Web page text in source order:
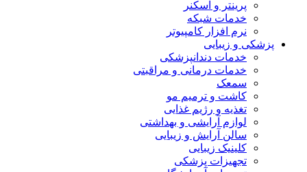
پرینتر و اسکنر
خدمات شبکه
نرم افزار کامپیوتر
پزشکی و زیبایی
خدمات دندانپزشکی
خدمات درمانی و مراقبتی
سمعک
کاشت و ترمیم مو
تغذیه و رژیم غذایی
لوازم آرایشی و بهداشتی
سالن آرایش و زیبایی
کلینیک زیبایی
تجهیزات پزشکی